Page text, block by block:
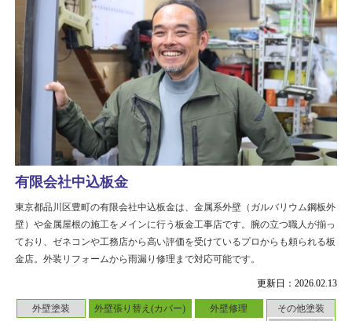
更新日：2026.02.13
外壁塗装 外壁張り替え(カバー) 外壁修理
その他塗装
有限会社中込板金
東京都品川区豊町の有限会社中込板金は、金属系外壁（ガルバリウム鋼板外
壁）や金属屋根の施工をメインに行う板金工事店です。腕の立つ職人が揃っ
ており、ゼネコンや工務店から高い評価を受けているプロからも頼られる板
金店。外装リフォームから雨漏り修理まで対応可能です。